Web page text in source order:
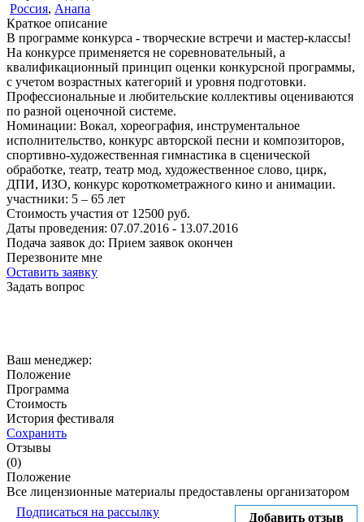
Россия, Анапа
Краткое описание
В программе конкурса - творческие встречи и мастер-классы!
На конкурсе применяется не соревновательный, а
квалификационный принцип оценки конкурсной программы,
с учетом возрастных категорий и уровня подготовки.
Профессиональные и любительские коллективы оцениваются
по разной оценочной системе.
Номинации: Вокал, хореография, инструментальное
исполнительство, конкурс авторской песни и композиторов,
спортивно-художественная гимнастика в сценической
обработке, театр, театр мод, художественное слово, цирк,
ДПИ, ИЗО, конкурс короткометражного кино и анимации.
участники: 5 – 65 лет
Стоимость участия от 12500 руб.
Даты проведения: 07.07.2016 - 13.07.2016
Подача заявок до: Прием заявок окончен
Перезвоните мне
Оставить заявку
Задать вопрос
Ваш менеджер:
Положение
Программа
Стоимость
История фестиваля
Сохранить
Отзывы
(0)
Положение
Все лицензионные материалы предоставлены организатором
Добавить отзыв
Подписаться на рассылку